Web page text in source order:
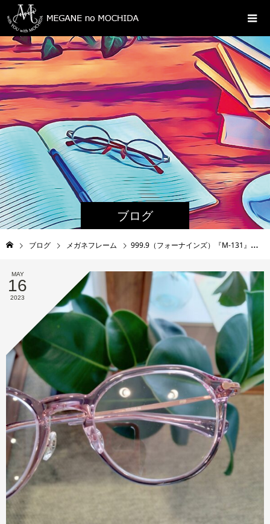
ブログ
ブログ メガネフレーム 999.9（フォーナインズ）『M-131』新作入荷 田和山本店（島根県 松江市）
MAY
16
2023